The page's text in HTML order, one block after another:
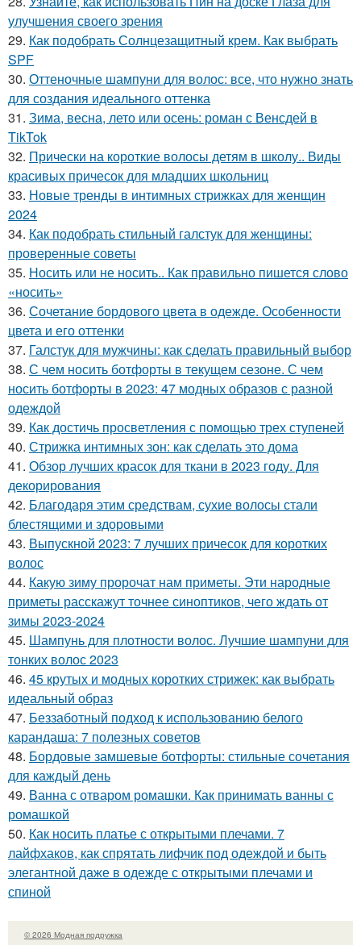
улучшения своего зрения
29. Как подобрать Солнцезащитный крем. Как выбрать
SPF
30. Оттеночные шампуни для волос: все, что нужно знать
для создания идеального оттенка
31. Зима, весна, лето или осень: роман с Венсдей в
TikTok
32. Прически на короткие волосы детям в школу.. Виды
красивых причесок для младших школьниц
33. Новые тренды в интимных стрижках для женщин
2024
34. Как подобрать стильный галстук для женщины:
проверенные советы
35. Носить или не носить.. Как правильно пишется слово
«носить»
36. Сочетание бордового цвета в одежде. Особенности
цвета и его оттенки
37. Галстук для мужчины: как сделать правильный выбор
38. С чем носить ботфорты в текущем сезоне. С чем
носить ботфорты в 2023: 47 модных образов с разной
одеждой
39. Как достичь просветления с помощью трех ступеней
40. Стрижка интимных зон: как сделать это дома
41. Обзор лучших красок для ткани в 2023 году. Для
декорирования
42. Благодаря этим средствам, сухие волосы стали
блестящими и здоровыми
43. Выпускной 2023: 7 лучших причесок для коротких
волос
44. Какую зиму пророчат нам приметы. Эти народные
приметы расскажут точнее синоптиков, чего ждать от
зимы 2023-2024
45. Шампунь для плотности волос. Лучшие шампуни для
тонких волос 2023
46. 45 крутых и модных коротких стрижек: как выбрать
идеальный образ
47. Беззаботный подход к использованию белого
карандаша: 7 полезных советов
48. Бордовые замшевые ботфорты: стильные сочетания
для каждый день
49. Ванна с отваром ромашки. Как принимать ванны с
ромашкой
50. Как носить платье с открытыми плечами. 7
лайфхаков, как спрятать лифчик под одеждой и быть
элегантной даже в одежде с открытыми плечами и
спиной
© 2026 Модная подружка